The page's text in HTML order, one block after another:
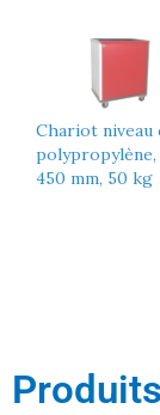
Chariot niveau
polypropylène,
450 mm, 50 kg